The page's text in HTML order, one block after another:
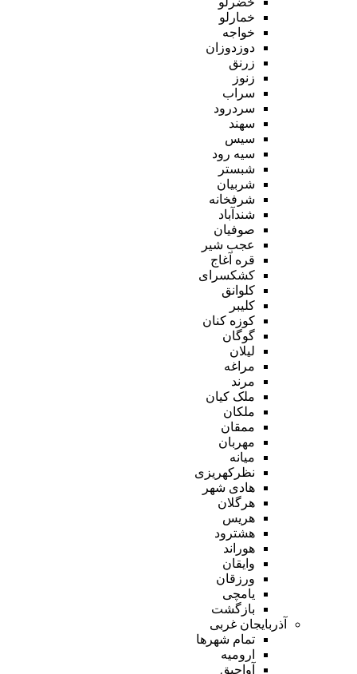
خمارلو
خواجه
دوزدوزان
زرنق
زنوز
سراب
سردرود
سهند
سیس
سیه رود
شبستر
شربیان
شرفخانه
شندآباد
صوفیان
عجب شیر
قره آغاج
کشکسرای
کلوانق
کلیبر
کوزه کنان
گوگان
لیلان
مراغه
مرند
ملک کیان
ملکان
ممقان
مهربان
میانه
نظرکهریزی
هادی شهر
هرگلان
هریس
هشترود
هوراند
وایقان
ورزقان
یامچی
بازگشت
آذربایجان غربی
تمام شهر‌ها
ارومیه
آواجیق